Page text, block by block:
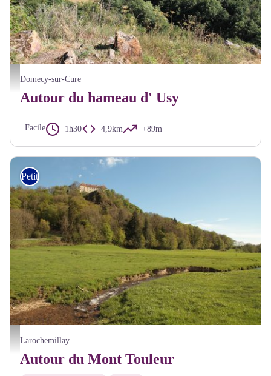
Panorama depuis Notre-Dame de Cure - Alain Millot Parc du Morvan
Domecy-sur-Cure
Autour du hameau d' Usy
Facile 1h30 4,9km +89m
Château de Larochemillay - Alain Millot Pnr Morvan
Petite Randonnée
Larochemillay
Autour du Mont Touleur